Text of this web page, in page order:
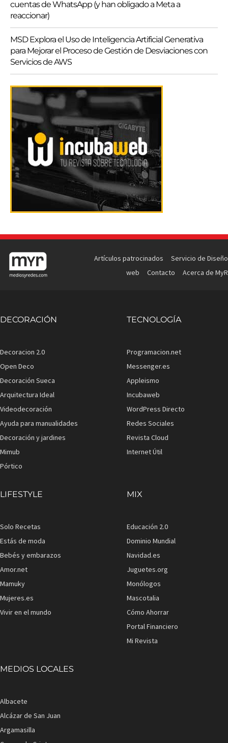
cuentas de WhatsApp (y han obligado a Meta a
reaccionar)
MSD Explora el Uso de Inteligencia Artificial Generativa
para Mejorar el Proceso de Gestión de Desviaciones con
Servicios de AWS
Artículos patrocinados
Servicio de Diseño
web
Contacto Acerca de MyR
DECORACIÓN
Decoracion 2.0
Open Deco
Decoración Sueca
Arquitectura Ideal
Videodecoración
Ayuda para manualidades
Decoración y jardines
Mimub
Pórtico
TECNOLOGÍA
Programacion.net
Messenger.es
Appleismo
Incubaweb
WordPress Directo
Redes Sociales
Revista Cloud
Internet Útil
LIFESTYLE
Solo Recetas
Estás de moda
Bebés y embarazos
Amor.net
Mamuky
Mujeres.es
Vivir en el mundo
MIX
Educación 2.0
Dominio Mundial
Navidad.es
Juguetes.org
Monólogos
Mascotalia
Cómo Ahorrar
Portal Financiero
Mi Revista
MEDIOS LOCALES
Albacete
Alcázar de San Juan
Argamasilla